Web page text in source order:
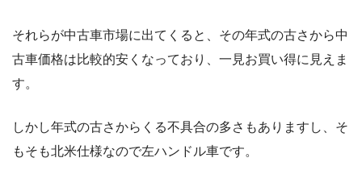
それらが中古車市場に出てくると、その年式の古さから中
古車価格は比較的安くなっており、一見お買い得に見えま
す。
しかし年式の古さからくる不具合の多さもありますし、そ
もそも北米仕様なので左ハンドル車です。